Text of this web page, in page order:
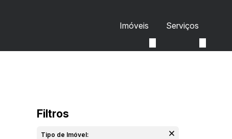
Imóveis Serviços
Tipo de Imóvel: